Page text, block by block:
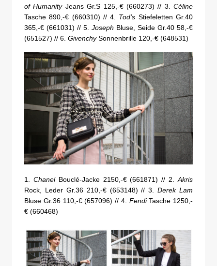
of HumanityJeans Gr.S 125,-€ (660273) // 3. Céline
Tasche 890,-€ (660310) // 4. Tod’s Stiefeletten Gr.40
365,-€ (661031) // 5. Joseph Bluse, Seide Gr.40 58,-€
(651527) // 6. GivenchySonnenbrille 120,-€ (648531)
1. ChanelBouclé-Jacke 2150,-€ (661871) // 2.Akris
Rock, Leder Gr.36 210,-€ (653148) // 3.Derek Lam
Bluse Gr.36 110,-€ (657096) // 4. FendiTasche 1250,-
€ (660468)